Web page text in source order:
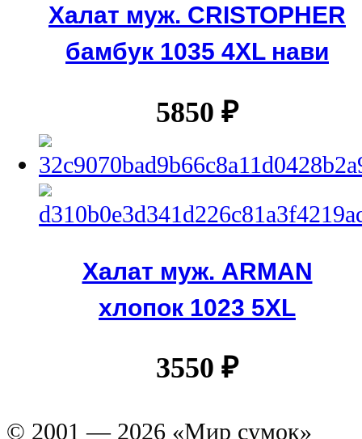
Халат муж. CRISTOPHER
бамбук 1035 4XL нави
5850 ₽
Халат муж. ARMAN
хлопок 1023 5XL
3550 ₽
© 2001 — 2026 «Мир сумок»